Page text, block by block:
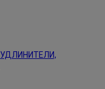
УДЛИНИТЕЛИ,